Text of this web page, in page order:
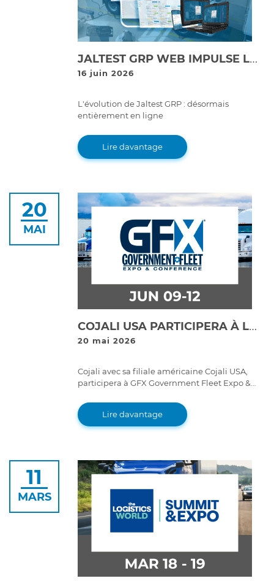
JALTEST GRP WEB IMPULSE LA NUMÉRISATION ET LA RENTABILITÉ DES ATELIERS GRÂCE À SA NOUVELLE PLATEFORME EN LIGNE DE GESTION D'ATELIER
16 juin 2026
L'évolution de Jaltest GRP : désormais
entièrement en ligne
Lire davantage
20
MAI
COJALI USA PARTICIPERA À LA GFX GOVERNMENT FLEET EXPO & CONFERENCE 2026 AVEC SES SOLUTIONS JALTEST DIAGNOSTICS ET JALTEST TELEMATICS
20 mai 2026
Cojali avec sa filiale américaine Cojali USA,
participera à GFX Government Fleet Expo &
pour les flottes gouvernementales aux États-
Unis, qui se tiendra du 9 au 12 juin 2026 au
Long Beach Convention Center (Californie).
Lire davantage
11
MARS